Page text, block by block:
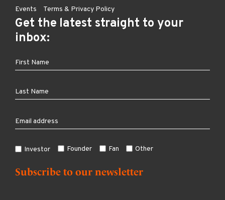
Events
Terms & Privacy Policy
Get the latest straight to your
inbox:
Investor Founder Fan Other